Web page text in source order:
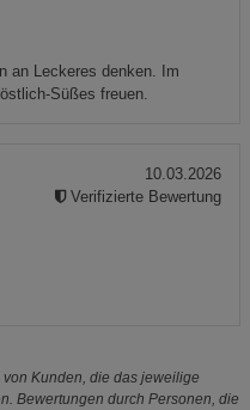
an Leckeres denken. Im
Süßes freuen.
10.03.2026
Verifizierte Bewertung
Kunden, die das jeweilige
Bewertungen durch Personen, die